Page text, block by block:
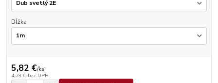
Dĺžka
5,82 €/ks
4,73 € bez DPH